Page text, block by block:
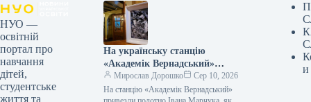
НУО —
освітній
портал про
навчання
дітей,
студентське
життя та
На українську станцію
«Академік Вернадський»
привезли полотно Івана
Марчука, яке він передав в
Мирослав Дорошко
Сер 10, 2026
На станцію «Академік Вернадський»
и